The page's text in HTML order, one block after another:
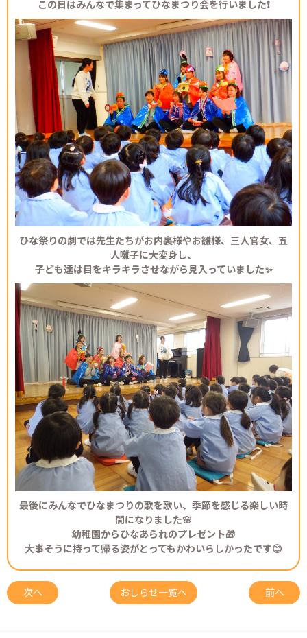
この日はみんなで集まってひなまつり会を行いました❗
ひな祭りの劇では先生たちがお内裏様やお雛様、三人官女、五
人囃子に大変身し、
子ども達は目をキラキラさせながら見入っていました✨
最後にみんなでひなまつりの歌を歌い、季節を感じる楽しい時
間になりました🌸
幼稚園からひなあられのプレゼント🎁
大事そうに持って帰る姿がとってもかわいらしかったです😊
前へ
次へ おしらせ一覧へ